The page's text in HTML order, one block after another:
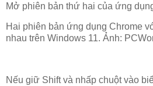
Mở phiên bản thứ hai của ứng
Hai phiên bản ứng dụng Chrome
nhau trên Windows 11. Ảnh:
Nếu giữ Shift và nhấp chuột vào